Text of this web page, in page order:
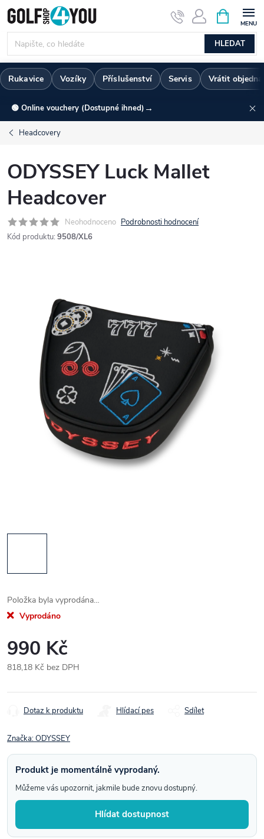
Přejít
na
obsah
HLEDAT
NÁKUPNÍ
KOŠÍK
Rukavice Vozíky Příslušenství Servis Vrátit
🟢 Online vouchery (Dostupné ihned) →
Headcovery
ODYSSEY Luck Mallet
Headcover
Neohodnoceno Podrobnosti hodnocení
Kód produktu: 9508/XL6
Položka byla vyprodána…
Vyprodáno
990 Kč
818,18 Kč bez DPH
cena:
Dotaz k produktu Hlídací pes Sdílet
Značka:ODYSSEY
Produkt je momentálně vyprodaný.
Můžeme vás upozornit, jakmile bude znovu dostupný.
Hlídat dostupnost